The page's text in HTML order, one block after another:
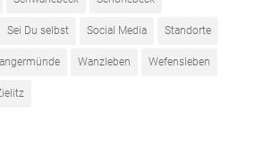
Sei Du selbst Social Media Standorte
Wanzleben Wefensleben